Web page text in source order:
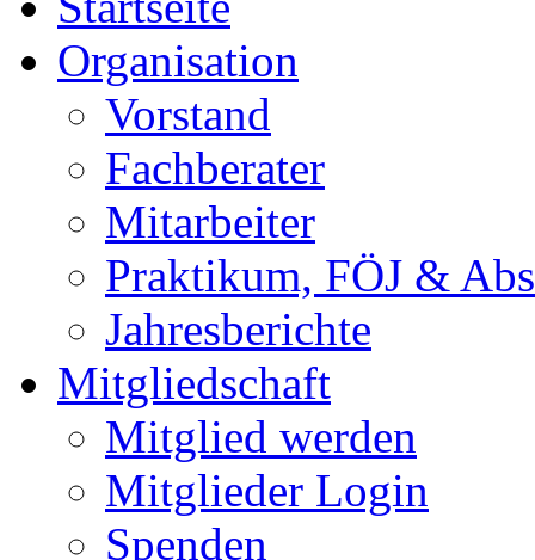
Organisation
Vorstand
Fachberater
Mitarbeiter
Praktikum, FÖJ &
Jahresberichte
Mitgliedschaft
Mitglied werden
Mitglieder Login
Spenden